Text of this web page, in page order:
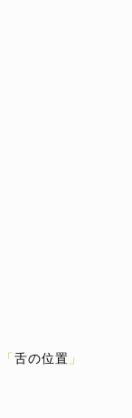
「舌の位置 」